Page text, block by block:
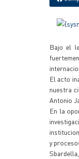
Bajo el
El acto
nuestra
Antonio
En la
y